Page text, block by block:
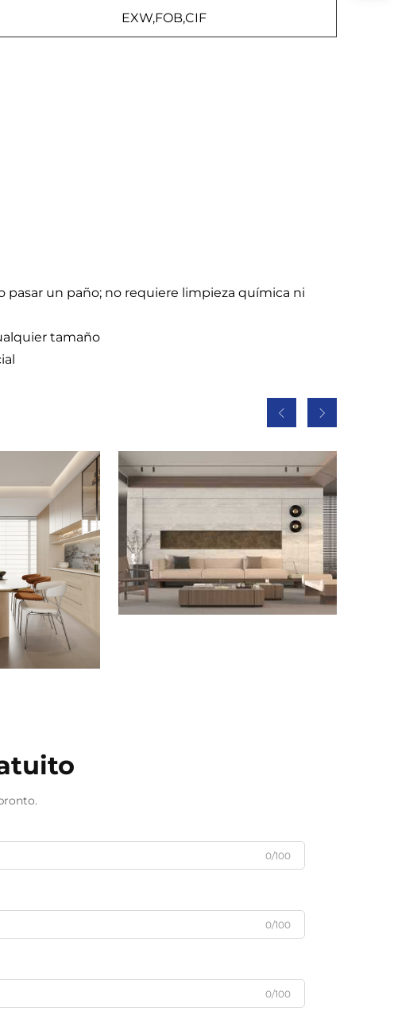
EXW,FOB,CIF
pasar un paño; no requiere limpieza química ni
tamaño
0/100
0/100
0/100